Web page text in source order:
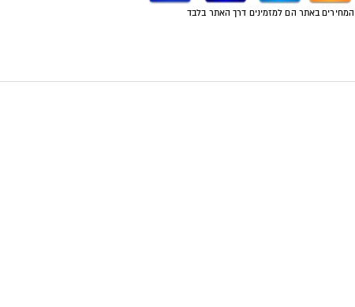
המחירים באתר הם למזמינים דרך האתר בלבד